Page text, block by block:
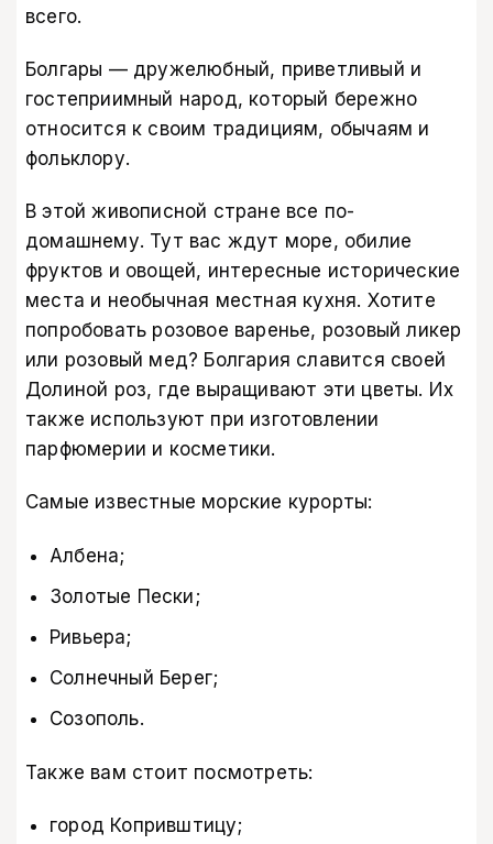
всего.
Болгары — дружелюбный, приветливый и
гостеприимный народ, который бережно
относится к своим традициям, обычаям и
фольклору.
В этой живописной стране все по-
домашнему. Тут вас ждут море, обилие
фруктов и овощей, интересные исторические
места и необычная местная кухня. Хотите
попробовать розовое варенье, розовый ликер
или розовый мед? Болгария славится своей
Долиной роз, где выращивают эти цветы. Их
также используют при изготовлении
парфюмерии и косметики.
Самые известные морские курорты:
Албена;
Золотые Пески;
Ривьера;
Солнечный Берег;
Созополь.
Также вам стоит посмотреть:
город Копривштицу;